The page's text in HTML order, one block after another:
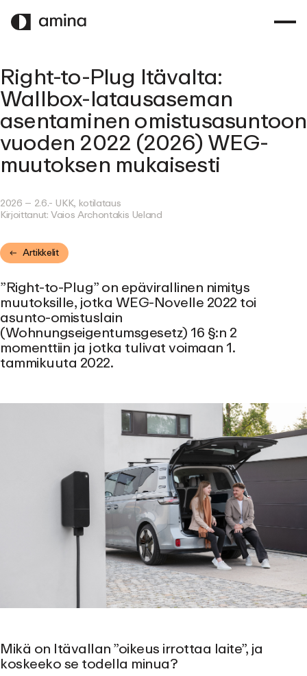
PÄÄSISÄLTÖÖN
Right-to-Plug Itävalta:
Wallbox-latausaseman
asentaminen omistusasuntoon
vuoden 2022 (2026) WEG-
muutoksen mukaisesti
2026 – 2.6.- UKK, kotilataus
Kirjoittanut:Vaios Archontakis Ueland
Artikkelit
”Right-to-Plug” on epävirallinen nimitys
muutoksille, jotka WEG-Novelle 2022 toi
asunto-omistuslain
(Wohnungseigentumsgesetz) 16 §:n 2
momenttiin ja jotka tulivat voimaan 1.
tammikuuta 2022.
Mikä on Itävallan ”oikeus irrottaa laite”, ja
koskeeko se todella minua?